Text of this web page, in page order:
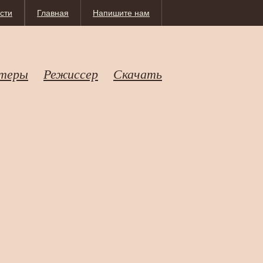
Напишите нам
Главная
Режиссер Скачать